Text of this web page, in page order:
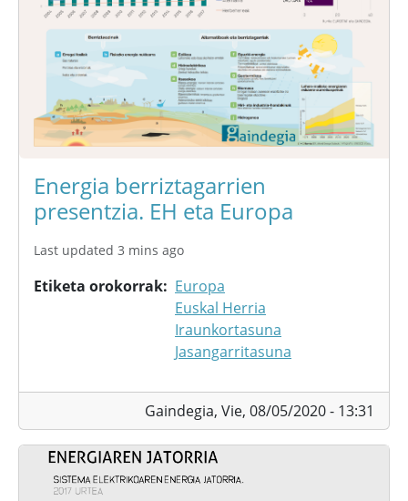
Energia berriztagarrien
presentzia. EH eta Europa
Last updated 3 mins ago
Etiketa orokorrak
Europa
Euskal Herria
Iraunkortasuna
Jasangarritasuna
Gaindegia, Vie, 08/05/2020 - 13:31